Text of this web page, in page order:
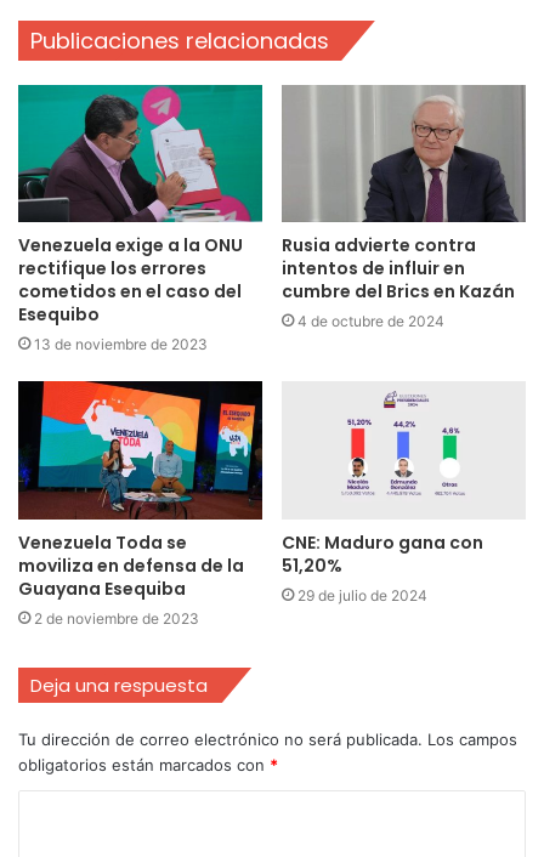
Publicaciones relacionadas
Venezuela exige a la ONU
rectifique los errores
cometidos en el caso del
Esequibo
13 de noviembre de 2023
Rusia advierte contra
intentos de influir en
cumbre del Brics en Kazán
4 de octubre de 2024
Venezuela Toda se
moviliza en defensa de la
Guayana Esequiba
2 de noviembre de 2023
CNE: Maduro gana con
51,20%
29 de julio de 2024
Deja una respuesta
Tu dirección de correo electrónico no será publicada. Los campos
obligatorios están marcados con *